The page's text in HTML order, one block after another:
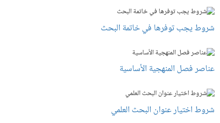
شروط يجب توفرها في خاتمة البحث
عناصر فصل المنهجية الأساسية
شروط اختيار عنوان البحث العلمي